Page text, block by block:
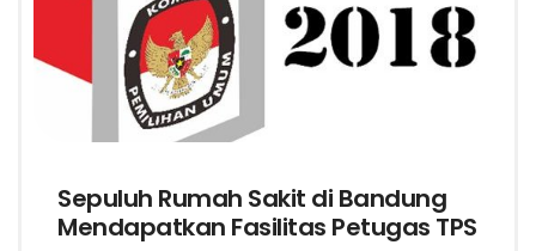
Sepuluh Rumah Sakit di Bandung
Mendapatkan Fasilitas Petugas TPS